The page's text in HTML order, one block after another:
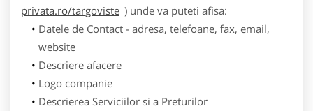
privata.ro/targoviste ) unde va puteti afisa:
Datele de Contact - adresa, telefoane, fax, email,
website
Descriere afacere
Logo companie
Descrierea Serviciilor si a Preturilor